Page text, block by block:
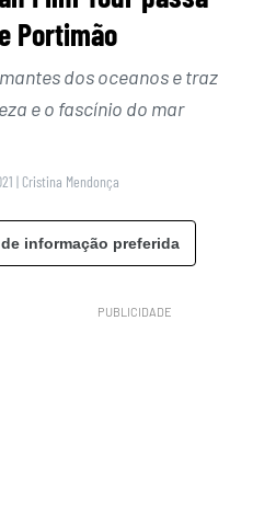
Portimão
dos oceanos e traz
e o fascínio do mar
| Cristina Mendonça
informação preferida